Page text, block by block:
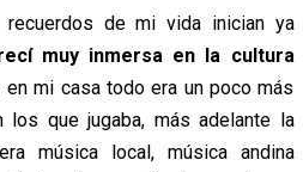
recuerdos de mi vida inician ya
muy inmersa en la cultura
en mi casa todo era un poco más
que jugaba, más adelante la
música local, música andina